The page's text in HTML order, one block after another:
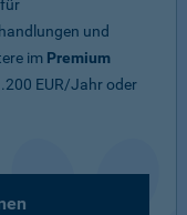
und
im Premium
EUR/Jahr oder